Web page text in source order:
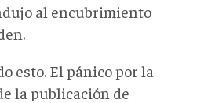
al encubrimiento
esto. El pánico por la
la publicación de